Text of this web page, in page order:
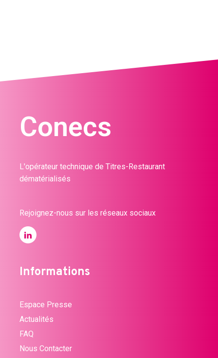
Conecs
L'opérateur technique de Titres-Restaurant
dématérialisés
Rejoignez-nous sur les réseaux sociaux
Informations
Espace Presse
Actualités
FAQ
Nous Contacter